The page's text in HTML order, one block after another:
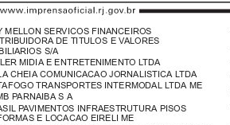
SERVICOS FINANCEIROS
DE TITULOS E VALORES
S/A
MIDIA E ENTRETENIMENTO LTDA
CHEIA COMUNICACAO JORNALISTICA LTDA
TRANSPORTES INTERMODAL LTDA ME
PARNAIBA S A
PAVIMENTOS INFRAESTRUTURA PISOS
E LOCACAO EIRELI ME